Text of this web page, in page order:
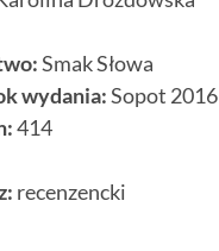
Smak Słowa
wydania:Sopot 2016
414
recenzencki